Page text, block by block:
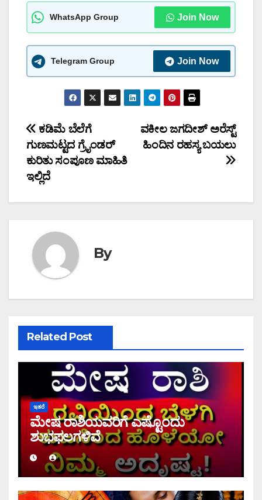
WhatsApp Group Join Now
Telegram Group Join Now
Post
navigation
ವಕೀಲ ಜಗದೀಶ್ ಅರೆಸ್ಟ್
ಹಿಂದಿನ ರಹಸ್ಯ ಬಯಲು
ಕಡಿಮೆ ಬೆಲೆಗೆ
ಗುಣಮಟ್ಟದ ಗ್ರೈಂಡರ್
ಕುರಿತು ಸಂಪೂಣ ಮಾಹಿತಿ
ಇಲ್ಲಿದೆ
By
Related Post
ಇತರೆ
ಮೇಷ ರಾಶಿಯವರಿಗೆ ಎಷ್ಟೊಂದು
ಶುಭಫಲಗಳಿವೆ